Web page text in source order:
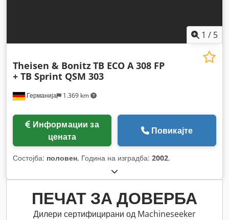
1 / 5
Германија 1.369 km
Theisen & BonitzTB ECO A 308 FP
+ TB Sprint QSM 303
цената
Повикајте
Состојба: половен, Година на изградба: 2002,
ПЕЧАТ ЗА ДОВЕРБА
Дилери сертифицирани од Machineseeker